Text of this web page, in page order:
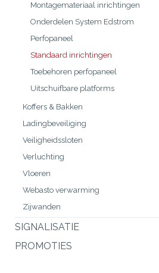
Montagemateriaal inrichtingen
Onderdelen System Edstrom
Perfopaneel
Standaard inrichtingen
Toebehoren perfopaneel
Uitschuifbare platforms
Koffers & Bakken
Ladingbeveiliging
Veiligheidssloten
Verluchting
Vloeren
Webasto verwarming
Zijwanden
SIGNALISATIE
PROMOTIES